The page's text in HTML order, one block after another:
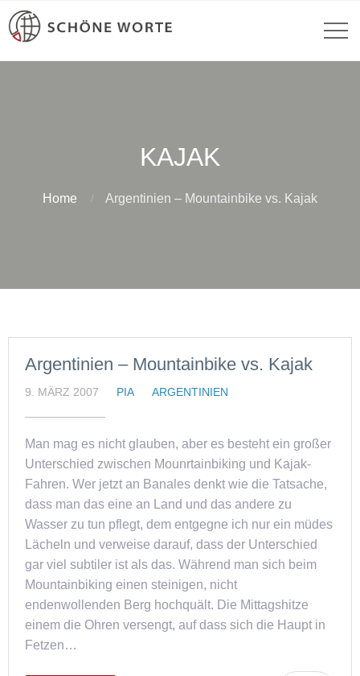
KAJAK
Home Argentinien – Mountainbike vs. Kajak
Argentinien – Mountainbike vs. Kajak
9. MÄRZ 2007 PIA ARGENTINIEN
Man mag es nicht glauben, aber es besteht ein großer
Unterschied zwischen Mounrtainbiking und Kajak-
Fahren. Wer jetzt an Banales denkt wie die Tatsache,
dass man das eine an Land und das andere zu
Wasser zu tun pflegt, dem entgegne ich nur ein müdes
Lächeln und verweise darauf, dass der Unterschied
gar viel subtiler ist als das. Während man sich beim
Mountainbiking einen steinigen, nicht
endenwollenden Berg hochquält. Die Mittagshitze
einem die Ohren versengt, auf dass sich die Haupt in
Fetzen…